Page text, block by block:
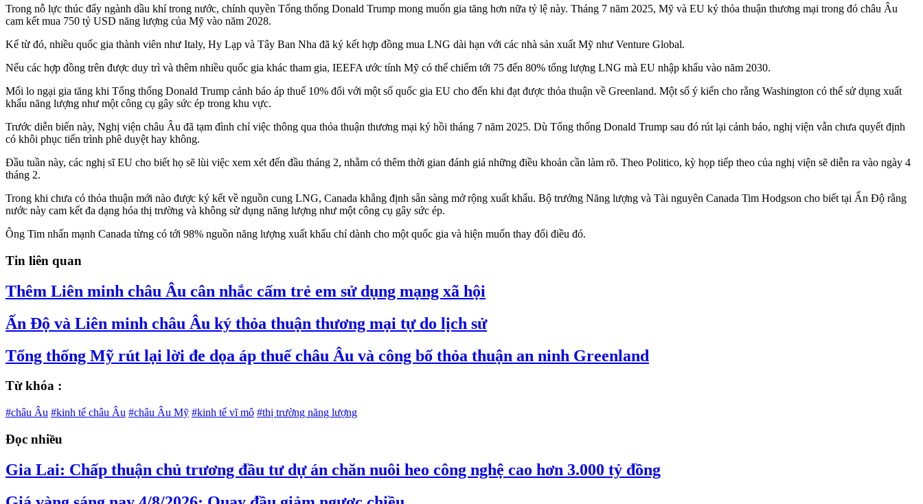
Trong nỗ lực thúc đẩy ngành dầu khí trong nước, chính quyền Tổng thống Donald Trump mong muốn gia tăng hơn nữa tỷ lệ này. Tháng 7 năm 2025, Mỹ và EU ký thỏa thuận thương mại trong đó châu Âu
cam kết mua 750 tỷ USD năng lượng của Mỹ vào năm 2028.
Kể từ đó, nhiều quốc gia thành viên như Italy, Hy Lạp và Tây Ban Nha đã ký kết hợp đồng mua LNG dài hạn với các nhà sản xuất Mỹ như Venture Global.
Nếu các hợp đồng trên được duy trì và thêm nhiều quốc gia khác tham gia, IEEFA ước tính Mỹ có thể chiếm tới 75 đến 80% tổng lượng LNG mà EU nhập khẩu vào năm 2030.
Mối lo ngại gia tăng khi Tổng thống Donald Trump cảnh báo áp thuế 10% đối với một số quốc gia EU cho đến khi đạt được thỏa thuận về Greenland. Một số ý kiến cho rằng Washington có thể sử dụng xuất
khẩu năng lượng như một công cụ gây sức ép trong khu vực.
Trước diễn biến này, Nghị viện châu Âu đã tạm đình chỉ việc thông qua thỏa thuận thương mại ký hồi tháng 7 năm 2025. Dù Tổng thống Donald Trump sau đó rút lại cảnh báo, nghị viện vẫn chưa quyết định
có khôi phục tiến trình phê duyệt hay không.
Đầu tuần này, các nghị sĩ EU cho biết họ sẽ lùi việc xem xét đến đầu tháng 2, nhằm có thêm thời gian đánh giá những điều khoản cần làm rõ. Theo Politico, kỳ họp tiếp theo của nghị viện sẽ diễn ra vào ngày 4
tháng 2.
Trong khi chưa có thỏa thuận mới nào được ký kết về nguồn cung LNG, Canada khẳng định sẵn sàng mở rộng xuất khẩu. Bộ trưởng Năng lượng và Tài nguyên Canada Tim Hodgson cho biết tại Ấn Độ rằng
nước này cam kết đa dạng hóa thị trường và không sử dụng năng lượng như một công cụ gây sức ép.
Ông Tim nhấn mạnh Canada từng có tới 98% nguồn năng lượng xuất khẩu chỉ dành cho một quốc gia và hiện muốn thay đổi điều đó.
Tin liên quan
Thêm Liên minh châu Âu cân nhắc cấm trẻ em sử dụng mạng xã hội
Ấn Độ và Liên minh châu Âu ký thỏa thuận thương mại tự do lịch sử
Tổng thống Mỹ rút lại lời đe dọa áp thuế châu Âu và công bố thỏa thuận an ninh Greenland
Từ khóa :
#châu Âu #kinh tế châu Âu #châu Âu Mỹ #kinh tế vĩ mô #thị trường năng lượng
Đọc nhiều
Gia Lai: Chấp thuận chủ trương đầu tư dự án chăn nuôi heo công nghệ cao hơn 3.000 tỷ đồng